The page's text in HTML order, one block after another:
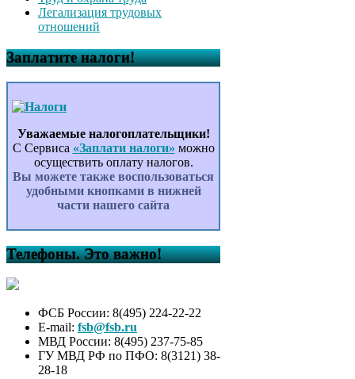
Легализация трудовых
отношений
Заплатите налоги!
Уважаемые налогоплательщики!
С Сервиса «Заплати налоги» можно
осуществить оплату налогов.
Вы можете также воспользоваться
удобными кнопками в нижней
части нашего сайта
Телефоны. Это важно!
ФСБ России: 8(495) 224-22-22
E-mail: fsb@fsb.ru
МВД России: 8(495) 237-75-85
ГУ МВД РФ по ПФО: 8(3121) 38-
28-18